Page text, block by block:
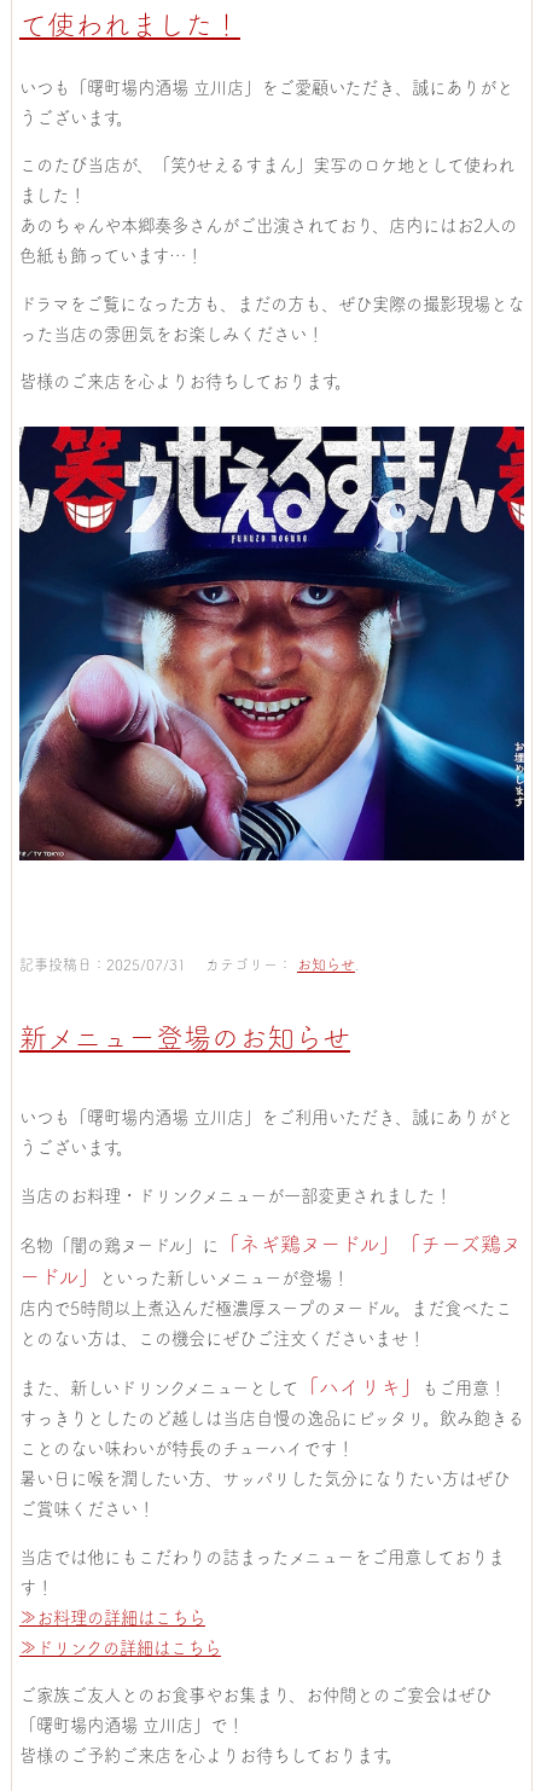
て使われました！
いつも「曙町場内酒場 立川店」をご愛顧いただき、誠にありがと
うございます。
このたび当店が、「笑ｳせえるすまん」実写のロケ地として使われ
ました！
あのちゃんや本郷奏多さんがご出演されており、店内にはお2人の
色紙も飾っています…！
ドラマをご覧になった方も、まだの方も、ぜひ実際の撮影現場とな
った当店の雰囲気をお楽しみください！
皆様のご来店を心よりお待ちしております。
記事投稿日：2025/07/31 カテゴリー： お知らせ
新メニュー登場のお知らせ
いつも「曙町場内酒場 立川店」をご利用いただき、誠にありがと
うございます。
当店のお料理・ドリンクメニューが一部変更されました！
名物「闇の鶏ヌードル」に
「ネギ鶏ヌードル」「チーズ鶏ヌ
ードル」
といった新しいメニューが登場！
店内で5時間以上煮込んだ極濃厚スープのヌードル。まだ食べたこ
とのない方は、この機会にぜひご注文くださいませ！
また、新しいドリンクメニューとして 「ハイリキ」
もご用意！
すっきりとしたのど越しは当店自慢の逸品にピッタリ。飲み飽きる
ことのない味わいが特長のチューハイです！
暑い日に喉を潤したい方、サッパリした気分になりたい方はぜひ
ご賞味ください！
当店では他にもこだわりの詰まったメニューをご用意しておりま
す！
≫お料理の詳細はこちら
≫ドリンクの詳細はこちら
ご家族ご友人とのお食事やお集まり、お仲間とのご宴会はぜひ
「曙町場内酒場 立川店」で！
皆様のご予約ご来店を心よりお待ちしております。